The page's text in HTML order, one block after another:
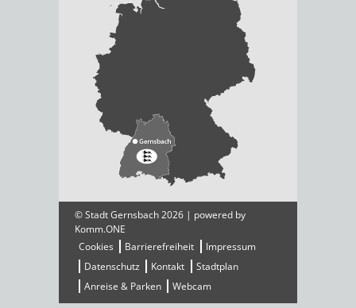
© Stadt Gernsbach 2026 | powered by
Komm.ONE
Cookies
Barrierefreiheit
Impressum
Datenschutz
Kontakt
Stadtplan
Anreise & Parken
Webcam